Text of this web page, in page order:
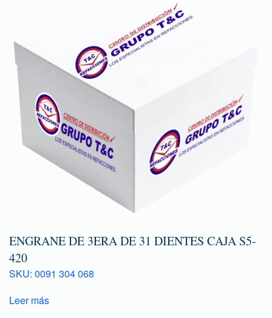
ENGRANE DE 3ERA DE 31 DIENTES CAJA S5-
420
SKU: 0091 304 068
Leer más